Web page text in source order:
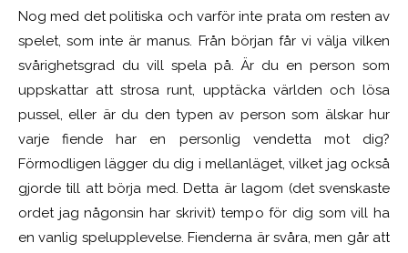
Nog med det politiska och varför inte prata om resten av
spelet, som inte är manus. Från början får vi välja vilken
svårighetsgrad du vill spela på. Är du en person som
uppskattar att strosa runt, upptäcka världen och lösa
pussel, eller är du den typen av person som älskar hur
varje fiende har en personlig vendetta mot dig?
Förmodligen lägger du dig i mellanläget, vilket jag också
gjorde till att börja med. Detta är lagom (det svenskaste
ordet jag någonsin har skrivit) tempo för dig som vill ha
en vanlig spelupplevelse. Fienderna är svåra, men går att